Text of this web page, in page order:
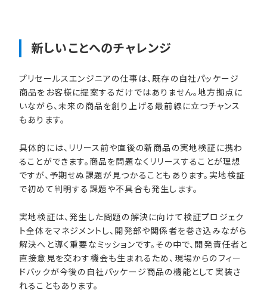
新しい​ことへの​チャレンジ
プリセールスエンジニアの仕事は、既存の自社パッケージ
商品をお客様に提案するだけではありません。地方拠点に
いながら、未来の商品を創り上げる最前線に立つチャンス
もあります。
具体的には、リリース前や直後の新商品の実地検証に携わ
ることができます。商品を問題なくリリースすることが理想
ですが、予期せぬ課題が見つかることもあります。実地検証
で初めて判明する課題や不具合も発生します。
実地検証は、発生した問題の解決に向けて検証プロジェク
ト全体をマネジメントし、開発部や関係者を巻き込みながら
解決へと導く重要なミッションです。その中で、開発責任者と
直接意見を交わす機会も生まれるため、現場からのフィー
ドバックが今後の自社パッケージ商品の機能として実装さ
れることもあります。